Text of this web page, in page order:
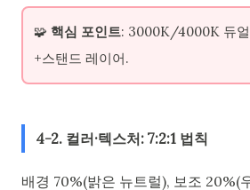
🧩 핵심 포인트: 3000K/4000K 듀얼
+스탠드 레이어.
4-2. 컬러·텍스처: 7:2:1 법칙
배경 70%(밝은 뉴트럴), 보조 20%(